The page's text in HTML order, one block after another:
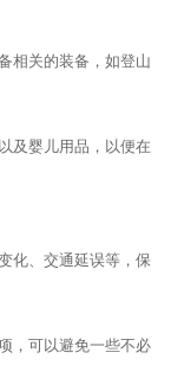
相关的装备，如登山
及婴儿用品，以便在
化、交通延误等，保
，可以避免一些不必